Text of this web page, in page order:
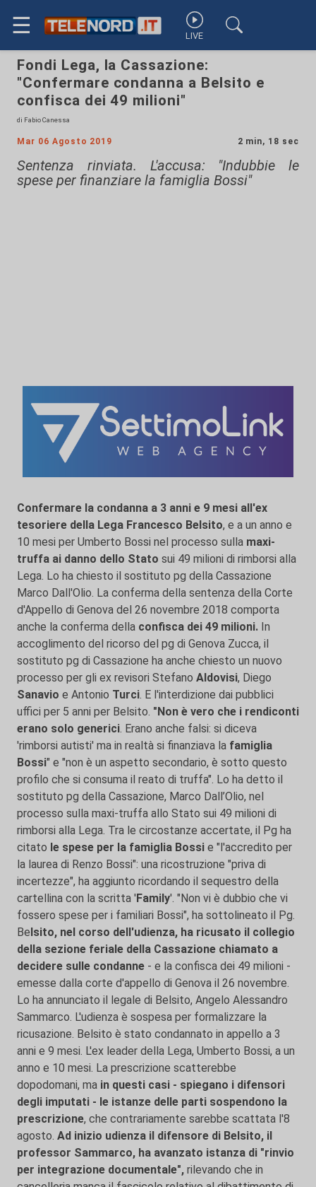
☰ LIVE
Fondi Lega, la Cassazione:
"Confermare condanna a Belsito e
confisca dei 49 milioni"
di Fabio Canessa
Mar 06 Agosto 2019 2 min, 18 sec
Sentenza rinviata. L'accusa: "Indubbie le
spese per finanziare la famiglia Bossi"
Confermare la condanna a 3 anni e 9 mesi all'ex
tesoriere della Lega Francesco Belsito, e a un anno e
10 mesi per Umberto Bossi nel processo sulla maxi-
truffa ai danno dello Stato sui 49 milioni di rimborsi alla
Lega. Lo ha chiesto il sostituto pg della Cassazione
Marco Dall'Olio. La conferma della sentenza della Corte
d'Appello di Genova del 26 novembre 2018 comporta
anche la conferma della confisca dei 49 milioni. In
accoglimento del ricorso del pg di Genova Zucca, il
sostituto pg di Cassazione ha anche chiesto un nuovo
processo per gli ex revisori Stefano Aldovisi, Diego
Sanavio e Antonio Turci. E l'interdizione dai pubblici
uffici per 5 anni per Belsito. "Non è vero che i rendiconti
erano solo generici. Erano anche falsi: si diceva
'rimborsi autisti' ma in realtà si finanziava la famiglia
Bossi" e "non è un aspetto secondario, è sotto questo
profilo che si consuma il reato di truffa". Lo ha detto il
sostituto pg della Cassazione, Marco Dall’Olio, nel
processo sulla maxi-truffa allo Stato sui 49 milioni di
rimborsi alla Lega. Tra le circostanze accertate, il Pg ha
citato le spese per la famiglia Bossi e "l'accredito per
la laurea di Renzo Bossi": una ricostruzione "priva di
incertezze", ha aggiunto ricordando il sequestro della
cartellina con la scritta 'Family'. "Non vi è dubbio che vi
fossero spese per i familiari Bossi", ha sottolineato il Pg.
Belsito, nel corso dell'udienza, ha ricusato il collegio
della sezione feriale della Cassazione chiamato a
decidere sulle condanne - e la confisca dei 49 milioni -
emesse dalla corte d'appello di Genova il 26 novembre.
Lo ha annunciato il legale di Belsito, Angelo Alessandro
Sammarco. L'udienza è sospesa per formalizzare la
ricusazione. Belsito è stato condannato in appello a 3
anni e 9 mesi. L'ex leader della Lega, Umberto Bossi, a un
anno e 10 mesi. La prescrizione scatterebbe
dopodomani, ma in questi casi - spiegano i difensori
degli imputati - le istanze delle parti sospendono la
prescrizione, che contrariamente sarebbe scattata l'8
agosto. Ad inizio udienza il difensore di Belsito, il
professor Sammarco, ha avanzato istanza di "rinvio
per integrazione documentale", rilevando che in